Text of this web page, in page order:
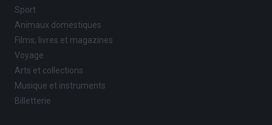
Sport
Animaux domestiques
Films, livres et magazines
Voyage
Arts et collections
Musique et instruments
Billetterie